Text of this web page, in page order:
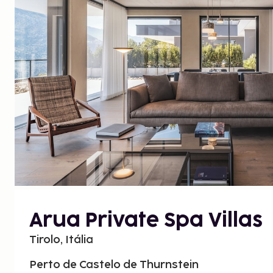
Arua Private Spa Villas
Tirolo, Itália
Perto de Castelo de Thurnstein